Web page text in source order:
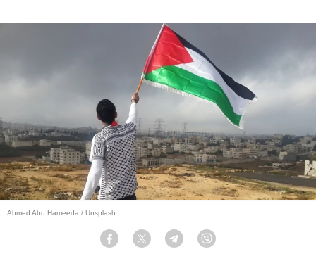
Ahmed Abu Hameeda / Unsplash
Facebook Twitter Telegram